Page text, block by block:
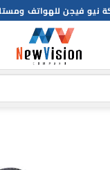
نيو فيجن للهواتف